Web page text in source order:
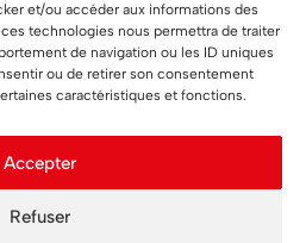
et/ou accéder aux informations des
technologies nous permettra de traiter
de navigation ou les ID uniques
ou de retirer son consentement
caractéristiques et fonctions.
Accepter
Refuser